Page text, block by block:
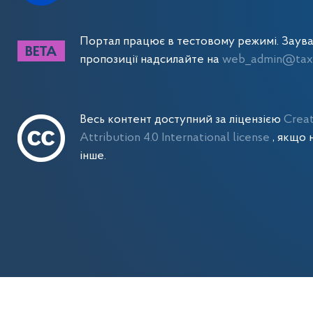
Портал працює в тестовому режимі.
пропозиції надсилайте на
Весь контент доступний за ліцензією
Attribution 4.0 International license, якщо
інше.